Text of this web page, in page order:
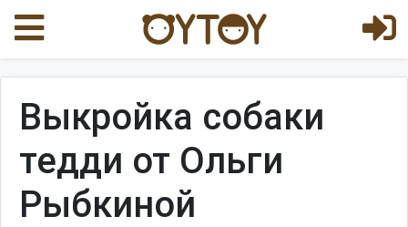
Выкройка собаки
тедди от Ольги
Рыбкиной